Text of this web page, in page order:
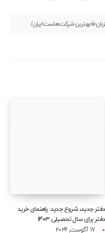
دفتر جدید، شروع جدید: راهنمای خرید
دفتر برای سال تحصیلی 1403
17 آگوست, 2024